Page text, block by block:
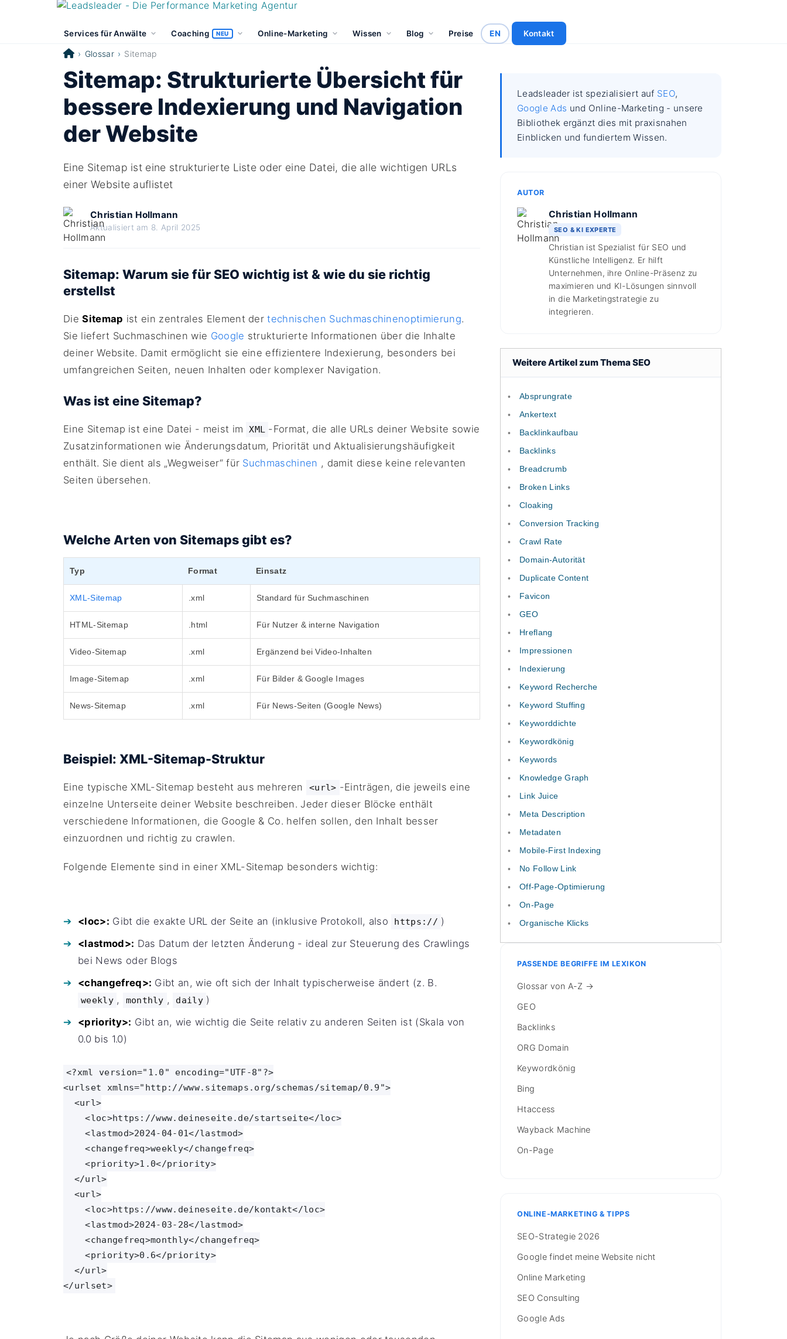
Services für Anwälte Coaching NEU Online-Marketing Wissen Blog Preise EN Kontakt
Glossar Sitemap
Sitemap: Strukturierte Übersicht für
bessere Indexierung und Navigation
der Website
Eine Sitemap ist eine strukturierte Liste oder eine Datei, die alle wichtigen URLs
einer Website auflistet
Christian Hollmann
Aktualisiert am 8. April 2025
Sitemap: Warum sie für SEO wichtig ist & wie du sie richtig
erstellst
DieSitemap ist ein zentrales Element dertechnischen Suchmaschinenoptimierung.
Sie liefert Suchmaschinen wie Google strukturierte Informationen über die Inhalte
deiner Website. Damit ermöglicht sie eine effizientere Indexierung, besonders bei
umfangreichen Seiten, neuen Inhalten oder komplexer Navigation.
Was ist eine Sitemap?
Eine Sitemap ist eine Datei - meist im XML -Format, die alle URLs deiner Website sowie
Zusatzinformationen wie Änderungsdatum, Priorität und Aktualisierungshäufigkeit
enthält. Sie dient als „Wegweiser“ für Suchmaschinen , damit diese keine relevanten
Seiten übersehen.
Welche Arten von Sitemaps gibt es?
Typ Format Einsatz
XML-Sitemap .xml Standard für Suchmaschinen
HTML-Sitemap .html Für Nutzer & interne Navigation
Video-Sitemap .xml Ergänzend bei Video-Inhalten
Image-Sitemap .xml Für Bilder & Google Images
News-Sitemap .xml Für News-Seiten (Google News)
Beispiel: XML-Sitemap-Struktur
Eine typische XML-Sitemap besteht aus mehreren <url> -Einträgen, die jeweils eine
einzelne Unterseite deiner Website beschreiben. Jeder dieser Blöcke enthält
verschiedene Informationen, die Google & Co. helfen sollen, den Inhalt besser
einzuordnen und richtig zu crawlen.
Folgende Elemente sind in einer XML-Sitemap besonders wichtig:
<loc>: Gibt die exakte URL der Seite an (inklusive Protokoll, also https:// )
<lastmod>: Das Datum der letzten Änderung - ideal zur Steuerung des Crawlings
bei News oder Blogs
<changefreq>: Gibt an, wie oft sich der Inhalt typischerweise ändert (z. B.
weekly , monthly , daily )
<priority>: Gibt an, wie wichtig die Seite relativ zu anderen Seiten ist (Skala von
0.0 bis 1.0)
<?xml version="1.0" encoding="UTF-8"?>
<urlset xmlns="http://www.sitemaps.org/schemas/sitemap/0.9">
  <url>
    <loc>https://www.deineseite.de/startseite</loc>
    <lastmod>2024-04-01</lastmod>
    <changefreq>weekly</changefreq>
    <priority>1.0</priority>
  </url>
  <url>
    <loc>https://www.deineseite.de/kontakt</loc>
    <lastmod>2024-03-28</lastmod>
    <changefreq>monthly</changefreq>
    <priority>0.6</priority>
  </url>
</urlset>
Leadsleader ist spezialisiert auf SEO,
Google Ads und Online-Marketing - unsere
Bibliothek ergänzt dies mit praxisnahen
Einblicken und fundiertem Wissen.
AUTOR
Christian Hollmann
SEO & KI EXPERTE
Christian ist Spezialist für SEO und
Künstliche Intelligenz. Er hilft
Unternehmen, ihre Online-Präsenz zu
maximieren und KI-Lösungen sinnvoll
in die Marketingstrategie zu
integrieren.
Weitere Artikel zum Thema SEO
Absprungrate
Ankertext
Backlinkaufbau
Backlinks
Breadcrumb
Broken Links
Cloaking
Conversion Tracking
Crawl Rate
Domain-Autorität
Duplicate Content
Favicon
GEO
Hreflang
Impressionen
Indexierung
Keyword Recherche
Keyword Stuffing
Keyworddichte
Keywordkönig
Keywords
Knowledge Graph
Link Juice
Meta Description
Metadaten
Mobile-First Indexing
No Follow Link
Off-Page-Optimierung
On-Page
Organische Klicks
PASSENDE BEGRIFFE IM LEXIKON
Glossar von A-Z →
GEO
Backlinks
ORG Domain
Keywordkönig
Bing
Htaccess
Wayback Machine
On-Page
ONLINE-MARKETING & TIPPS
SEO-Strategie 2026
Google findet meine Website nicht
Online Marketing
SEO Consulting
Google Ads